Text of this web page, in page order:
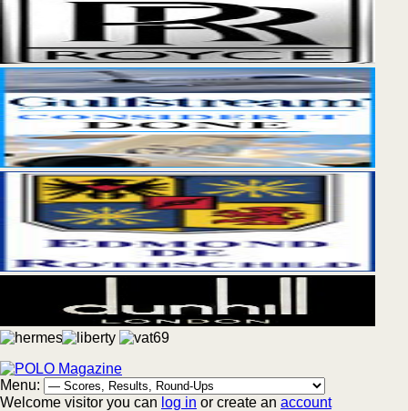
Menu:
Welcome visitor you can log in or create an account